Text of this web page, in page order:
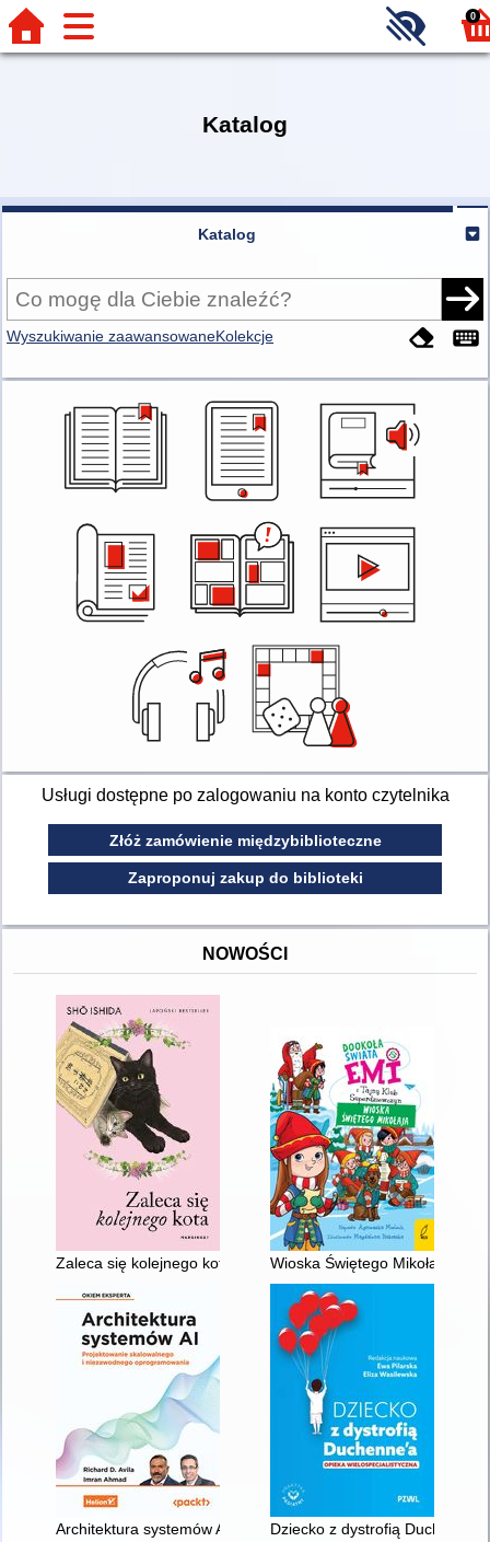
0
Katalog
Katalog
Wyszukiwanie zaawansowaneKolekcje
Usługi dostępne po zalogowaniu na konto czytelnika
Złóż zamówienie międzybiblioteczne
Zaproponuj zakup do biblioteki
NOWOŚCI
Zaleca się kolejnego kota Wioska Świętego Mikołaja
Architektura systemów AI : projektowanie skalowalnego i
Dziecko z dystrofią